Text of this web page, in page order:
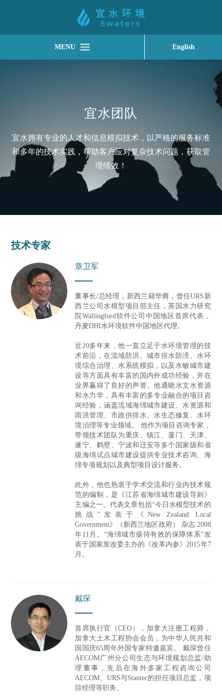
MENU English
宜水团队
宜水拥有专业的人才和信息模拟技术，以严格的服务标准
和多年的技术实践，帮助客户应对复杂技术问题，获取管
理绩效！
技术专家
章卫军
董事长/总经理，新西兰籍华裔，曾任URS新
西兰公司水模型项目部主任，英国水力研究
院Wallingford软件公司中国地区首席代表，
丹麦DHI水环境软件中国地区代理。
近20多年来，他一直立足于水环境管理的技
术前沿，在流域防洪、城市排水防涝、水环
境综合治理、水系统模拟，以及水敏城市建
设等方面具有丰富的国内外成功经验，并在
业界赢得了良好的声誉。他通晓水文水资源
和水力学，具有丰富的多专业融合的项目咨
询经验，涵盖流域海绵城市建设、水资源和
雨洪管理、市政供排水、水生态修复、水环
境治理等专业领域。 他作为项目咨询专家，
带领技术团队为重庆、镇江、厦门、天津、
遂宁、鹤壁、宁波和迁安等多个国家级和省
级海绵试点城市建设提供专业技术咨询、海
绵专项规划以及典型项目设计服务。
此外，他也热衷于学术交流和行业内技术规
范的编制，是《江苏省海绵城市建设导则》
主编之一。代表文章包括“今日水模型技术的
挑战”发表于《New Zealand Local
Government》（新西兰地区政府） 杂志 2008
年11月。“海绵城市亟待有效的保障体系”发
表于国家发改委主办的《改革内参》2015年7
月。
戴琛
首席执行官（CEO），加拿大注册工程师，
加拿大土木工程协会会员，为中华人民共和
国国庆65周年外国专家特邀嘉宾。 戴琛曾任
AECOM广州分公司生态与环境规划总监/助
理董事，先后在海外多家工程咨询公司
AECOM、URS与Stantec的担任项目总监，项
目经理等职务。